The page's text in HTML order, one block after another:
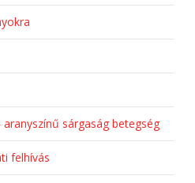
sárgaság betegség
felhívás